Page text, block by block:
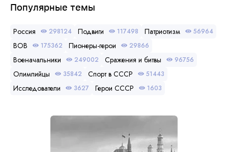
Популярные темы
Россия 298124 Подвиги 117498 Патриотизм 56964
ВОВ 175362 Пионеры-герои 29866
Военачальники 249002 Сражения и битвы 96756
Олимпийцы 35842 Спорт в СССР 51443
Исследователи 3627 Герои СССР 1603